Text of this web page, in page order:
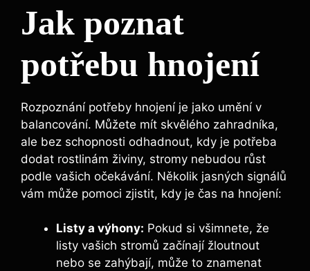
Jak poznat
potřebu hnojení
Rozpoznání potřeby hnojení je⁣ jako umění v
balancování. Můžete mít skvělého zahradníka,
ale bez schopnosti odhadnout,⁤ kdy je potřeba
dodat rostlinám živiny, stromy nebudou růst
podle vašich očekávání. Několik jasných signálů⁤
vám může pomoci zjistit, kdy je čas na hnojení:
Listy a výhony: Pokud si všimnete,‍ že
listy vašich stromů začínají žloutnout ​
nebo se ‍zahýbají, může to znamenat